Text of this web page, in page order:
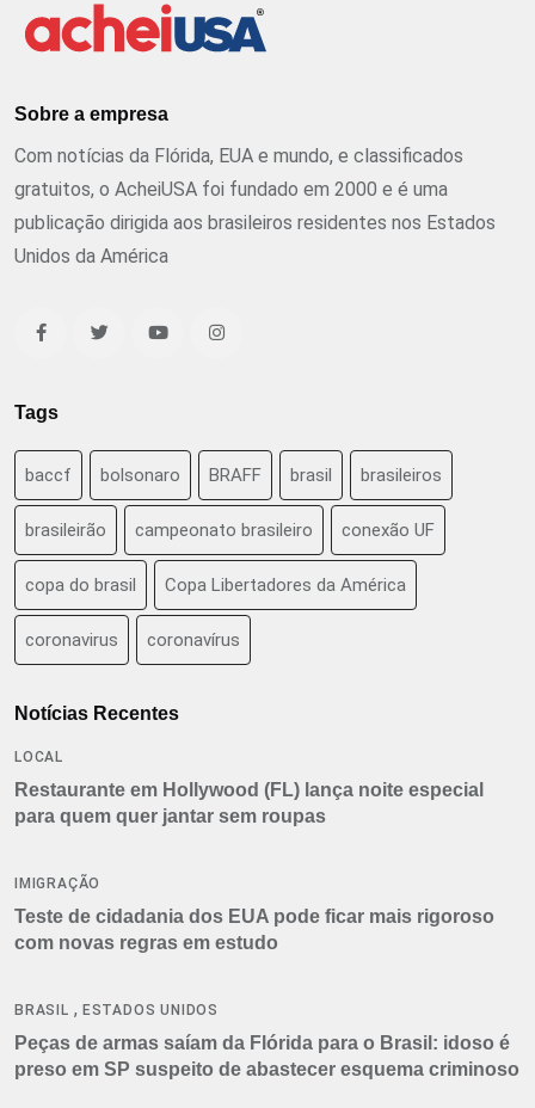
Sobre a empresa
Com notícias da Flórida, EUA e mundo, e classificados
gratuitos, o AcheiUSA foi fundado em 2000 e é uma
publicação dirigida aos brasileiros residentes nos Estados
Unidos da América
Tags
baccf bolsonaro BRAFF brasil brasileiros
brasileirão campeonato brasileiro conexão UF
copa do brasil Copa Libertadores da América
coronavirus coronavírus
Notícias Recentes
LOCAL
Restaurante em Hollywood (FL) lança noite especial
para quem quer jantar sem roupas
IMIGRAÇÃO
Teste de cidadania dos EUA pode ficar mais rigoroso
com novas regras em estudo
BRASIL , ESTADOS UNIDOS
Peças de armas saíam da Flórida para o Brasil: idoso é
preso em SP suspeito de abastecer esquema criminoso